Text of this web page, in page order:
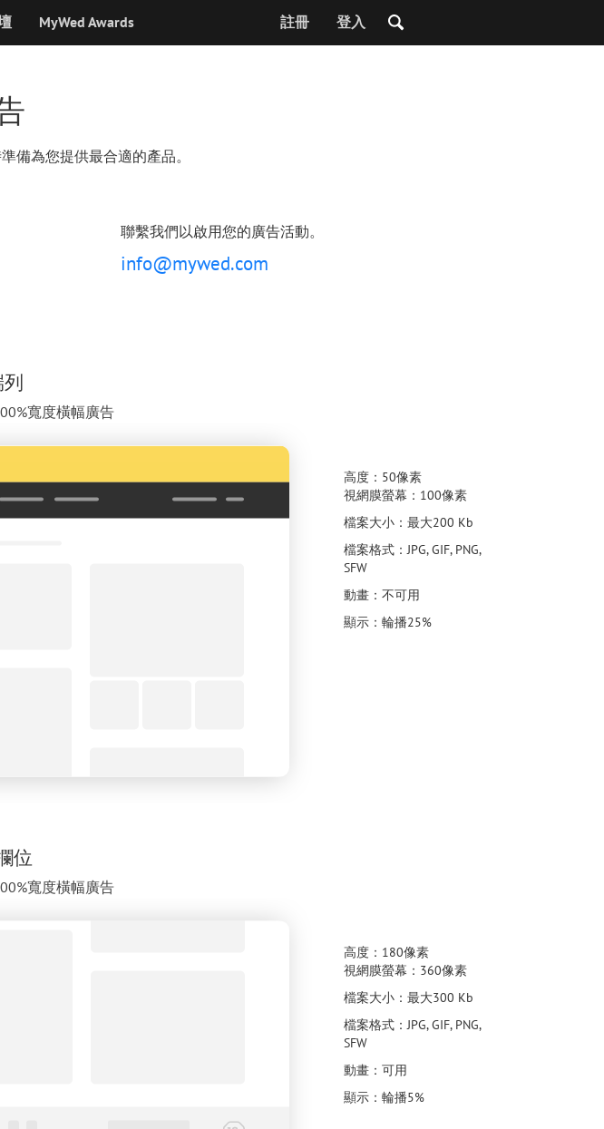
MyWed Awards 註冊 登入
備為您提供最合適的產品。
聯繫我們以啟用您的廣告活動。
info@mywed.com
寬度橫幅廣告
高度：50像素
視網膜螢幕：100像素
檔案大小：最大200 Kb
檔案格式：JPG, GIF, PNG,
SFW
動畫：不可用
顯示：輪播25%
位
寬度橫幅廣告
高度：180像素
視網膜螢幕：360像素
檔案大小：最大300 Kb
檔案格式：JPG, GIF, PNG,
SFW
動畫：可用
顯示：輪播5%